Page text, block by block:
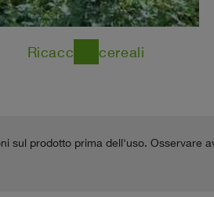
Ricacci di cereali
sul prodotto prima dell'uso. Osservare